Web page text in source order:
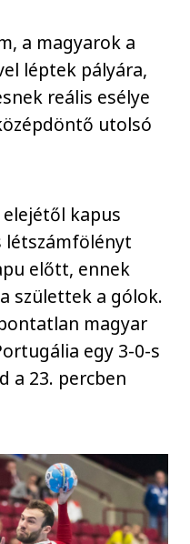
a magyarok a
léptek pályára,
reális esélye
utolsó
kapus
létszámfölényt
előtt, ennek
születtek a gólok.
magyar
egy 3-0-s
a 23. percben